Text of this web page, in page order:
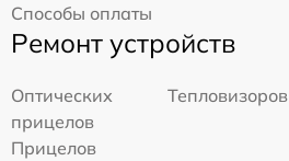
Способы оплаты
Ремонт устройств
Оптических
прицелов
Тепловизоров
Прицелов